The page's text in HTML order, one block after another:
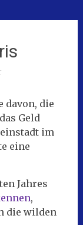
davon, die
Geld
im
eine
Jahres
,
die wilden